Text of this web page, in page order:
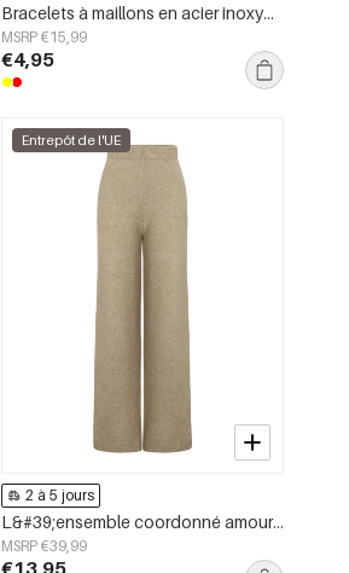
Bracelets à maillons en acier inoxydable, forme géométrique, collection Simple Daily Simple, bijoux pour femmes
MSRP €15,99
€4,95
Entrepôt de l'UE
2 à 5 jours
L&#39;ensemble coordonné amoureux
MSRP €39,99
€13,95